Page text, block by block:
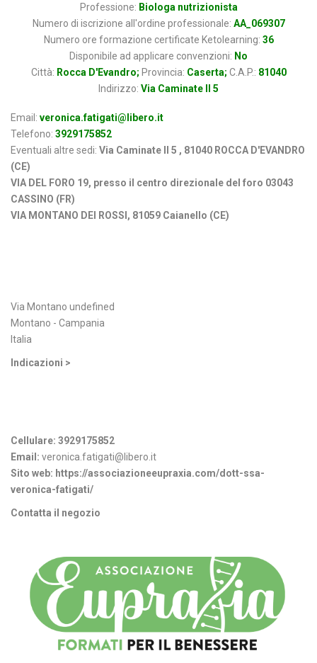
Professione: Biologa nutrizionista
Numero di iscrizione all'ordine professionale: AA_069307
Numero ore formazione certificate Ketolearning: 36
Disponibile ad applicare convenzioni: No
Città: Rocca D'Evandro; Provincia: Caserta; C.A.P.: 81040
Indirizzo: Via Caminate II 5
Email: veronica.fatigati@libero.it
Telefono: 3929175852
Eventuali altre sedi: Via Caminate II 5 , 81040 ROCCA D'EVANDRO
(CE)
VIA DEL FORO 19, presso il centro direzionale del foro 03043
CASSINO (FR)
VIA MONTANO DEI ROSSI, 81059 Caianello (CE)
Via Montano undefined
Montano - Campania
Italia
Indicazioni >
Cellulare: 3929175852
Email: veronica.fatigati@libero.it
Sito web: https://associazioneeupraxia.com/dott-ssa-
veronica-fatigati/
Contatta il negozio